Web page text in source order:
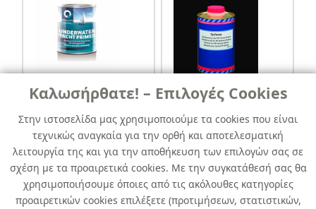
Καλωσήρθατε! – Επιλογές Cookies
Στην ιστοσελίδα μας χρησιμοποιούμε τα cookies που είναι
τεχνικώς αναγκαία για την ορθή και αποτελεσματική
λειτουργία της και για την αποθήκευση των επιλογών σας σε
σχέση με τα προαιρετικά cookies. Με την συγκατάθεσή σας θα
χρησιμοποιήσουμε όποιες από τις ακόλουθες κατηγορίες
προαιρετικών cookies επιλέξετε (προτιμήσεων, στατιστικών,
ΑΣΤΑΡΙΑ ΔΙΑΛΥΤΙΚΑ